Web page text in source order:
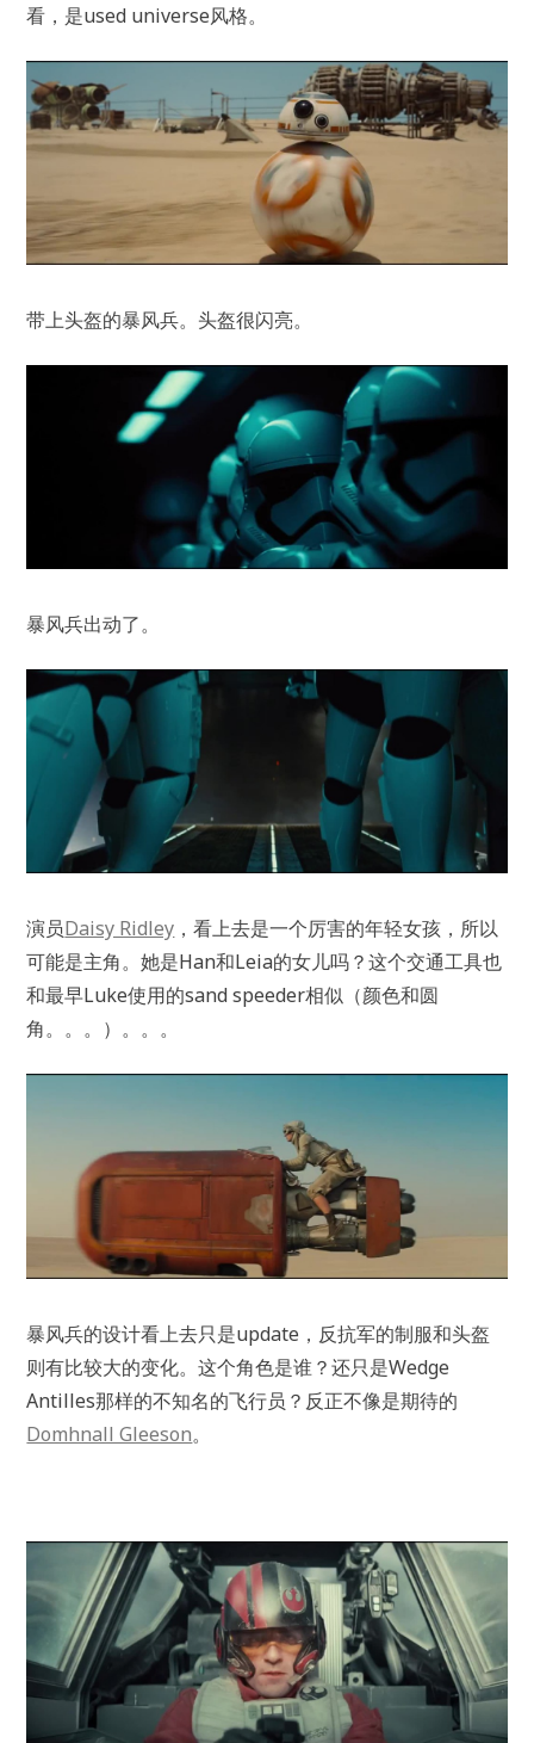
看，是used universe风格。
带上头盔的暴风兵。头盔很闪亮。
暴风兵出动了。
演员Daisy Ridley ，看上去是一个厉害的年轻女孩，所以
可能是主角。她是Han和Leia的女儿吗？这个交通工具也
和最早Luke使用的sand speeder相似（颜色和圆
角。。。）。。。
暴风兵的设计看上去只是update，反抗军的制服和头盔
则有比较大的变化。这个角色是谁？还只是Wedge
Antilles那样的不知名的飞行员？反正不像是期待的
Domhnall Gleeson。